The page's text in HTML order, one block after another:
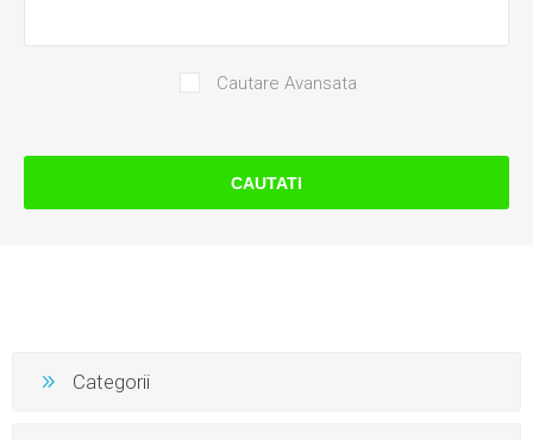
Cautare Avansata
CAUTATI
Categorii